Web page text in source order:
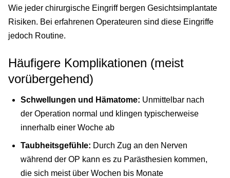
Wie jeder chirurgische Eingriff bergen Gesichtsimplantate
Risiken. Bei erfahrenen Operateuren sind diese Eingriffe
jedoch Routine.
Häufigere Komplikationen (meist
vorübergehend)
Schwellungen und Hämatome: Unmittelbar nach
der Operation normal und klingen typischerweise
innerhalb einer Woche ab
Taubheitsgefühle: Durch Zug an den Nerven
während der OP kann es zu Parästhesien kommen,
die sich meist über Wochen bis Monate